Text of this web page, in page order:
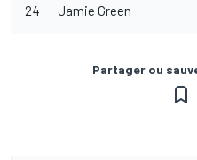
24 Jamie Green
Partager ou